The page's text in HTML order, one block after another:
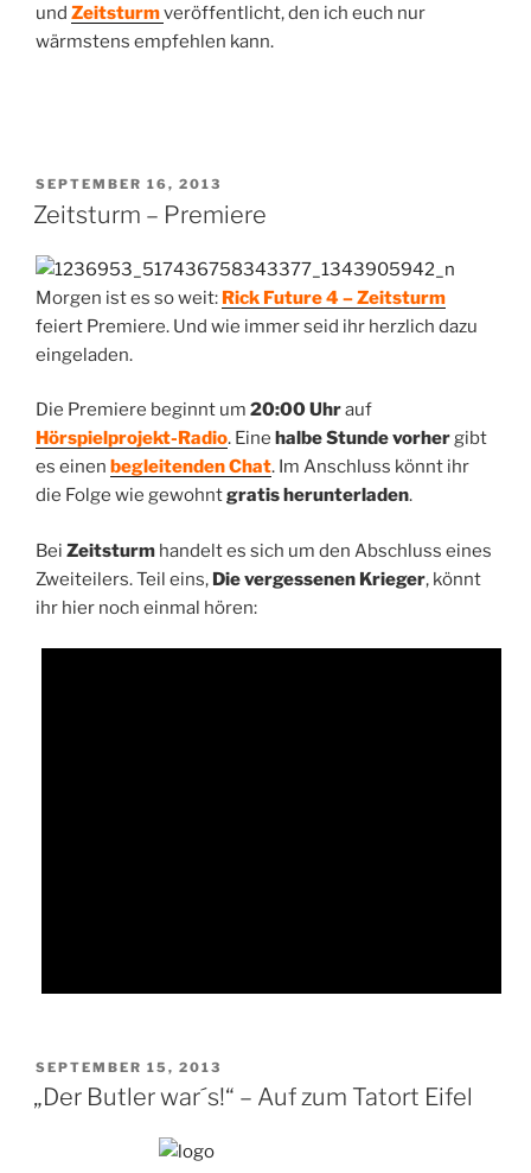
und Zeitsturmveröffentlicht, den ich euch nur
wärmstens empfehlen kann.
VERÖFFENTLICHT
AM
SEPTEMBER 16, 2013
Zeitsturm – Premiere
Morgen ist es so weit: Rick Future 4 – Zeitsturm
feiert Premiere. Und wie immer seid ihr herzlich dazu
eingeladen.
Die Premiere beginnt um 20:00 Uhrauf
Hörspielprojekt-Radio. Eine halbe Stunde vorhergibt
es einen begleitenden Chat. Im Anschluss könnt ihr
die Folge wie gewohntgratis herunterladen.
Bei Zeitsturm handelt es sich um den Abschluss eines
Zweiteilers. Teil eins, Die vergessenen Krieger, könnt
ihr hier noch einmal hören:
VERÖFFENTLICHT
AM
SEPTEMBER 15, 2013
„Der Butler war´s!“ – Auf zum Tatort Eifel